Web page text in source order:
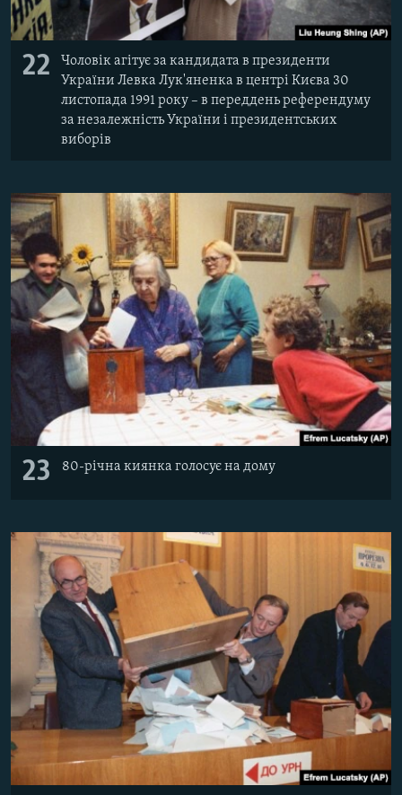
22
Чоловік агітує за кандидата в президенти
України Левка Лук'яненка в центрі Києва 30
листопада 1991 року – в переддень референдуму
за незалежність України і президентських
виборів
23 80-річна киянка голосує на дому